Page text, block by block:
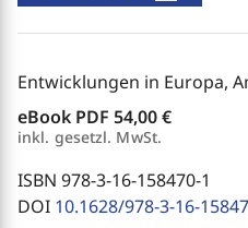
Entwicklungen in Europa,
eBook PDF 54,00 €
inkl. gesetzl. MwSt.
ISBN 978-3-16-158470-1
DOI 10.1628/978-3-16-